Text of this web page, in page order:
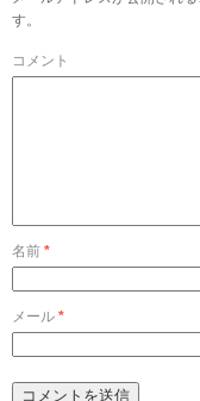
す。
コメント
名前 *
メール *